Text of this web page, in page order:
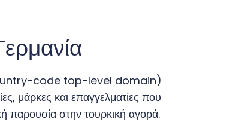
code top-level domain)
μάρκες και επαγγελματίες που
παρουσία στην τουρκική αγορά.